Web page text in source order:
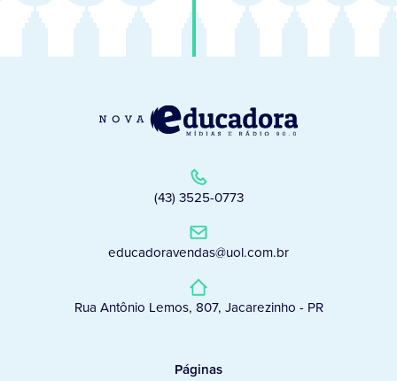
(43) 3525-0773
educadoravendas@uol.com.br
Rua Antônio Lemos, 807, Jacarezinho - PR
Páginas